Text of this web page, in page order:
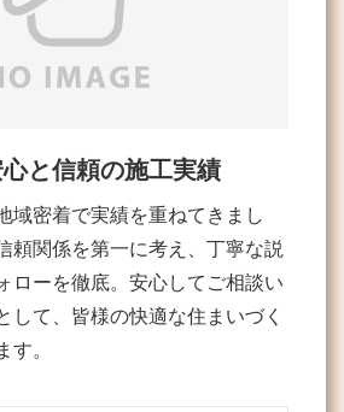
と信頼の施工実績
域密着で実績を重ねてきまし
頼関係を第一に考え、丁寧な説
ローを徹底。安心してご相談い
して、皆様の快適な住まいづく
す。